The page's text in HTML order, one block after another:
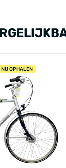
NU OPHALEN